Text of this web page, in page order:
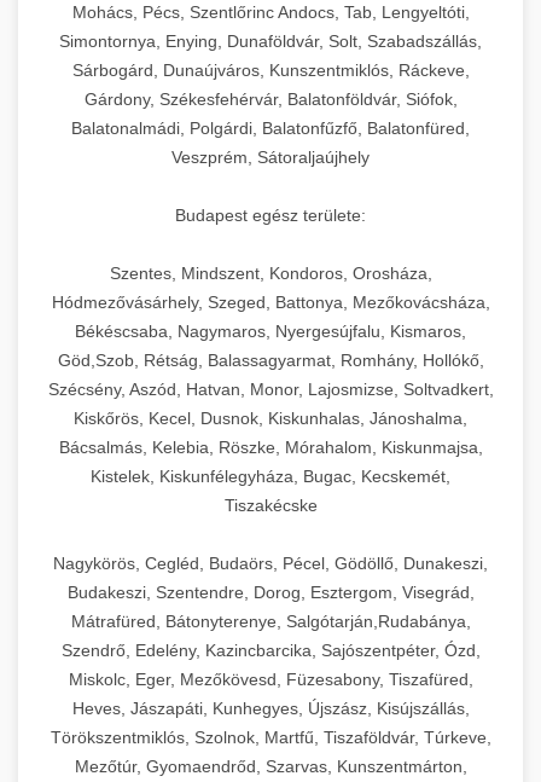
kereskedelmi tésztakeverő
állítható vastagság beállítással.
chef-iparikonyhagepek.hu
professzionális élelmiszer szeletelő
Kereskedelmi vákuumcsomagoló berendezések
élelmiszerek tartósításához. Hosszabbítsa a
szavatossági időt és tartsa meg a termék
frissességét.
🎁 23. Vákuumfóliázó Gép +
Ipari vákuumfóliázó gépek professzionális
Hatékony lezárási és tartósítási megoldások.
chef-iparikonyhagepek.hu
kereskedelmi csomagoló gép
professzionális konyhák számára. Nagy
kapacitású sütő- és főzőberendezés precíz
hőmérséklet-szabályozással.
chef-iparikonyhagepek.hu
kereskedelmi sütősütő
❄️ 25. Ipari Hűtőszekrény +
Professzionális hűtőegységek és hűtőkamrák
kereskedelmi konyhák számára.
Energiahatékony hűtési megoldások nagy
kapacitással.
chef-iparikonyhagepek.hu
💧 26. Ipari Mosogatógép +
Kereskedelmi mosogatóberendezések nagy
forgalmú éttermi műveletekhez. Gyors tisztítási
ciklusok fertőtlenítési képességekkel.
chef-iparikonyhagepek.hu
🧀 27. Ipari Sajtreszelő Gép +
élelmiszer-előkészítéshez. Különböző reszelési
méretek különböző alkalmazásokhoz.
chef-iparikonyhagepek.hu
kereskedelmi sajtreszelő
🍳 28. Nagykonyhai
Berendezések
+
Teljes körű nagykonyhai berendezések és
professzionális vendéglátóipari kellékek.
Minden, ami szükséges éttermi és catering
műveletekhez.
Mohács, Pécs, Szentlőrinc Andocs, Tab, Lengyeltóti,
Simontornya, Enying, Dunaföldvár, Solt, Szabadszállás,
Sárbogárd, Dunaújváros, Kunszentmiklós, Ráckeve,
Gárdony, Székesfehérvár, Balatonföldvár, Siófok,
Balatonalmádi, Polgárdi, Balatonfűzfő, Balatonfüred,
Veszprém, Sátoraljaújhely
Budapest egész területe:
Szentes, Mindszent, Kondoros, Orosháza,
Hódmezővásárhely, Szeged, Battonya, Mezőkovácsháza,
Békéscsaba, Nagymaros, Nyergesújfalu, Kismaros,
Göd,Szob, Rétság, Balassagyarmat, Romhány, Hollókő,
Szécsény, Aszód, Hatvan, Monor, Lajosmizse, Soltvadkert,
Kiskőrös, Kecel, Dusnok, Kiskunhalas, Jánoshalma,
Bácsalmás, Kelebia, Röszke, Mórahalom, Kiskunmajsa,
Kistelek, Kiskunfélegyháza, Bugac, Kecskemét,
Tiszakécske
Nagykörös, Cegléd, Budaörs, Pécel, Gödöllő, Dunakeszi,
Budakeszi, Szentendre, Dorog, Esztergom, Visegrád,
Mátrafüred, Bátonyterenye, Salgótarján,Rudabánya,
Szendrő, Edelény, Kazincbarcika, Sajószentpéter, Ózd,
Miskolc, Eger, Mezőkövesd, Füzesabony, Tiszafüred,
Heves, Jászapáti, Kunhegyes, Újszász, Kisújszállás,
Törökszentmiklós, Szolnok, Martfű, Tiszaföldvár, Túrkeve,
Mezőtúr, Gyomaendrőd, Szarvas, Kunszentmárton,